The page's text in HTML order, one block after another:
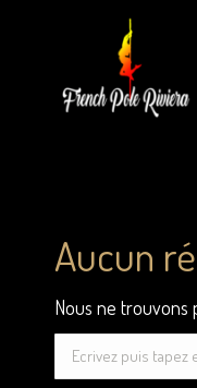
Aucun
Nous ne trouvons